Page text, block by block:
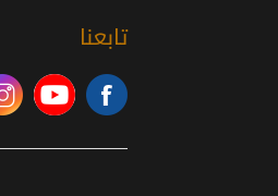
تابعنا